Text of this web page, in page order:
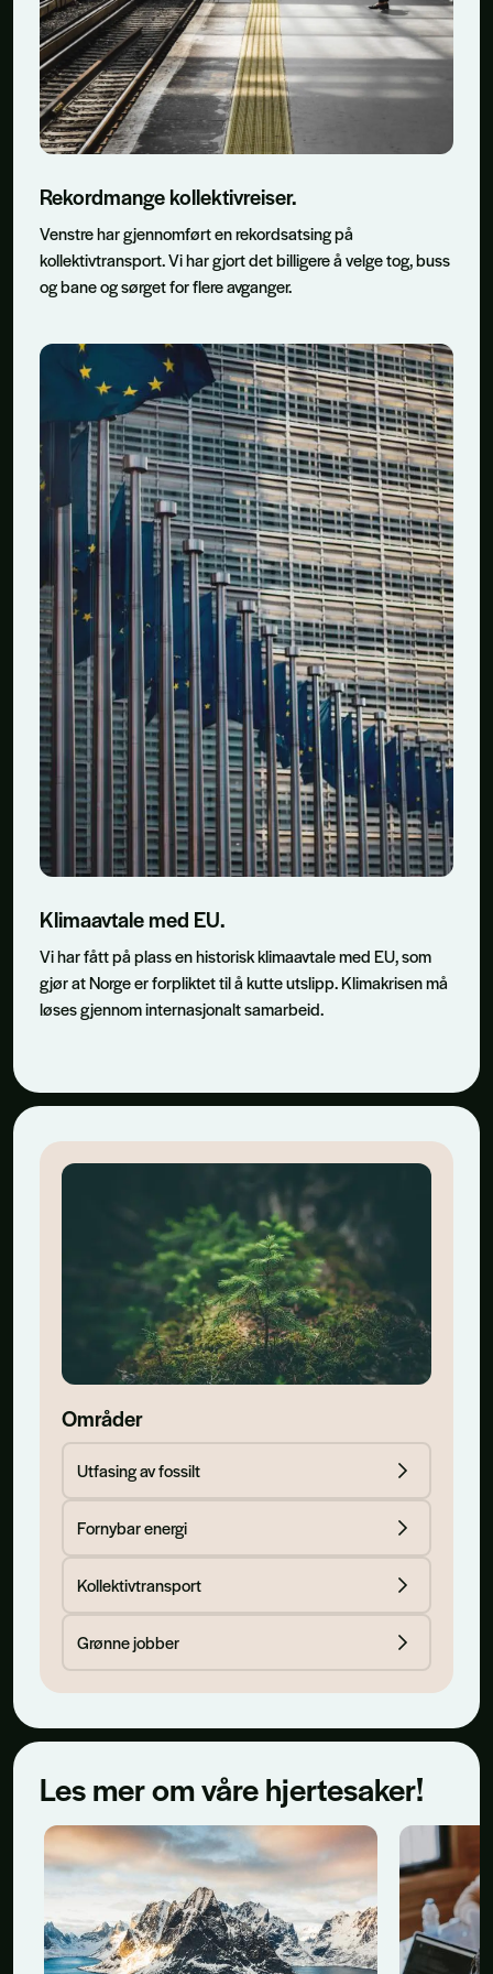
Rekordmange kollektivreiser.
Venstre har gjennomført en rekordsatsing på
kollektivtransport. Vi har gjort det billigere å velge tog, buss
og bane og sørget for flere avganger.
Klimaavtale med EU.
Vi har fått på plass en historisk klimaavtale med EU, som
gjør at Norge er forpliktet til å kutte utslipp. Klimakrisen må
løses gjennom internasjonalt samarbeid.
Områder
Utfasing av fossilt
Fornybar energi
Kollektivtransport
Grønne jobber
Les mer om våre hjertesaker!